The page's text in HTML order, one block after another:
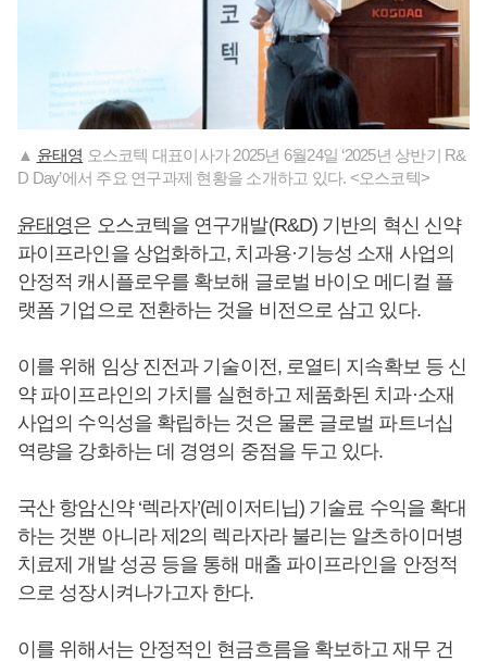
▲ 윤태영 오스코텍 대표이사가 2025년 6월24일 ‘2025년 상반기 R&
D Day’에서 주요 연구과제 현황을 소개하고 있다. <오스코텍>
윤태영은 오스코텍을 연구개발(R&D) 기반의 혁신 신약
파이프라인을 상업화하고, 치과용·기능성 소재 사업의
안정적 캐시플로우를 확보해 글로벌 바이오 메디컬 플
랫폼 기업으로 전환하는 것을 비전으로 삼고 있다.
이를 위해 임상 진전과 기술이전, 로열티 지속확보 등 신
약 파이프라인의 가치를 실현하고 제품화된 치과·소재
사업의 수익성을 확립하는 것은 물론 글로벌 파트너십
역량을 강화하는 데 경영의 중점을 두고 있다.
국산 항암신약 ‘렉라자’(레이저티닙) 기술료 수익을 확대
하는 것뿐 아니라 제2의 렉라자라 불리는 알츠하이머병
치료제 개발 성공 등을 통해 매출 파이프라인을 안정적
으로 성장시켜나가고자 한다.
이를 위해서는 안정적인 현금흐름을 확보하고 재무 건